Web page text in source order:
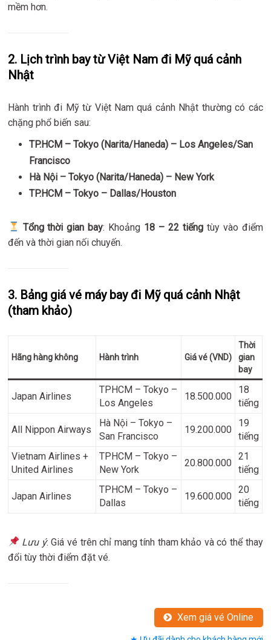
mềm hơn.
2. Lịch trình bay từ Việt Nam đi Mỹ quá cảnh
Nhật
Hành trình đi Mỹ từ Việt Nam quá cảnh Nhật thường có các
chặng phổ biến sau:
TP.HCM – Tokyo (Narita/Haneda) – Los Angeles/San
Francisco
Hà Nội – Tokyo (Narita/Haneda) – New York
TP.HCM – Tokyo – Dallas/Houston
Tổng thời gian bay: Khoảng 18 – 22 tiếngtùy vào điểm
đến và thời gian nối chuyến.
3. Bảng giá vé máy bay đi Mỹ quá cảnh Nhật
(tham khảo)
Hãng hàng không Hành trình Giá vé (VND)
Thời
gian
bay
Japan Airlines
TPHCM – Tokyo –
Los Angeles
18.500.000
18
tiếng
All Nippon Airways
Hà Nội – Tokyo –
San Francisco
19.200.000
19
tiếng
Vietnam Airlines +
United Airlines
TPHCM – Tokyo –
New York
20.800.000
21
tiếng
Japan Airlines
TPHCM – Tokyo –
Dallas
19.600.000
20
tiếng
Lưu ý: Giá vé trên chỉ mang tính tham khảo và có thể thay
đổi tùy thời điểm đặt vé.
Xem giá vé Online